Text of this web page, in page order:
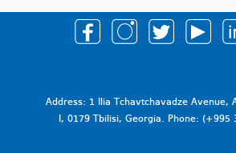
Address: 1 Ilia Tchavtchavadze Avenue,
I, 0179 Tbilisi, Georgia. Phone: (+995